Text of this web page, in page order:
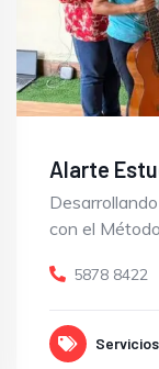
Alarte
con el
5878 8422
Servicios